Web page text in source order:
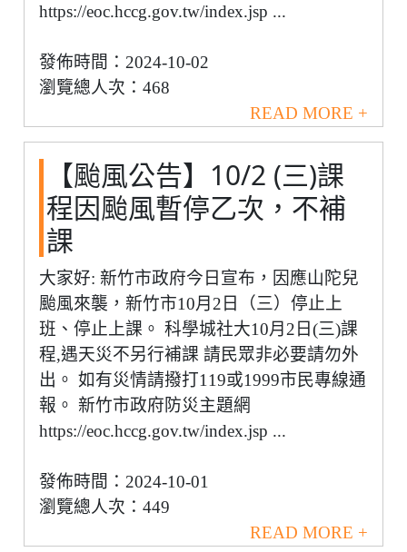
https://eoc.hccg.gov.tw/index.jsp ...
發佈時間：2024-10-02
瀏覽總人次：468
READ MORE +
【颱風公告】10/2 (三)課
程因颱風暫停乙次，不補
課
大家好: 新竹市政府今日宣布，因應山陀兒
颱風來襲，新竹市10月2日（三）停止上
班、停止上課。 科學城社大10月2日(三)課
程,遇天災不另行補課 請民眾非必要請勿外
出。 如有災情請撥打119或1999市民專線通
報。 新竹市政府防災主題網
https://eoc.hccg.gov.tw/index.jsp ...
發佈時間：2024-10-01
瀏覽總人次：449
READ MORE +